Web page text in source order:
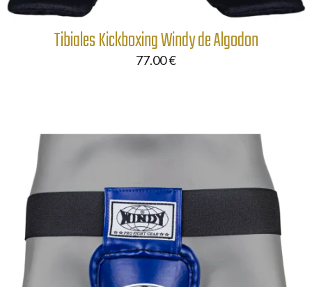
Tibiales Kickboxing Windy de Algodon
77.00€